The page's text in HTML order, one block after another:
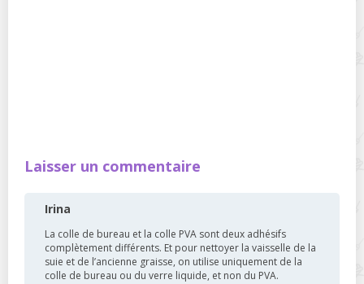
Laisser un commentaire
Irina
La colle de bureau et la colle PVA sont deux adhésifs
complètement différents. Et pour nettoyer la vaisselle de la
suie et de l’ancienne graisse, on utilise uniquement de la
colle de bureau ou du verre liquide, et non du PVA.